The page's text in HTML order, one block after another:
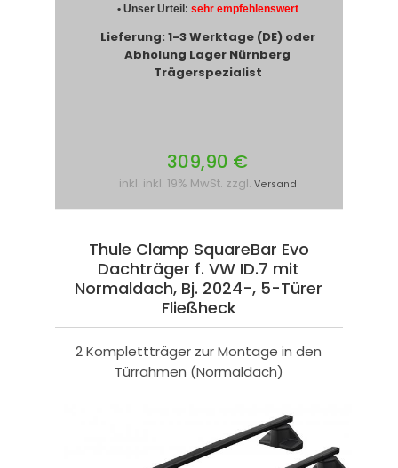
• Unser Urteil: sehr empfehlenswert
Lieferung: 1-3 Werktage (DE) oder
Abholung Lager Nürnberg
Trägerspezialist
309,90 €
inkl. inkl. 19% MwSt. zzgl. Versand
Thule Clamp SquareBar Evo
Dachträger f. VW ID.7 mit
Normaldach, Bj. 2024-, 5-Türer
Fließheck
2 Komplettträger zur Montage in den
Türrahmen (Normaldach)